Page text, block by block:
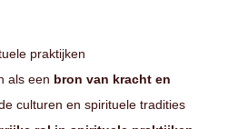
praktijken
als een bron van kracht en
culturen en spirituele tradities